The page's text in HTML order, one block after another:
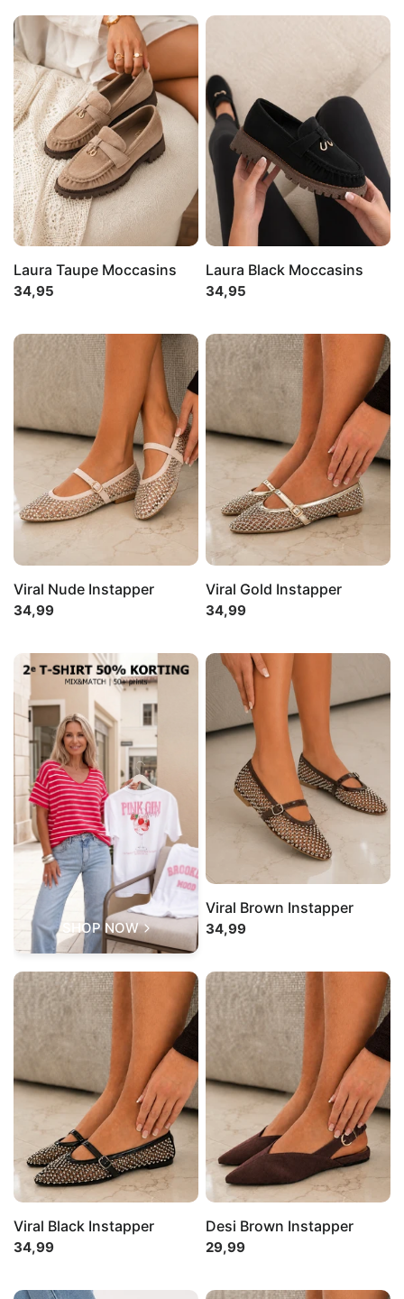
Laura Taupe Moccasins
34,95
Laura Black Moccasins
34,95
Viral Nude Instapper
34,99
Viral Gold Instapper
34,99
SHOP NOW
Viral Brown Instapper
34,99
Viral Black Instapper
34,99
Desi Brown Instapper
29,99
Contact
Cadeaubon